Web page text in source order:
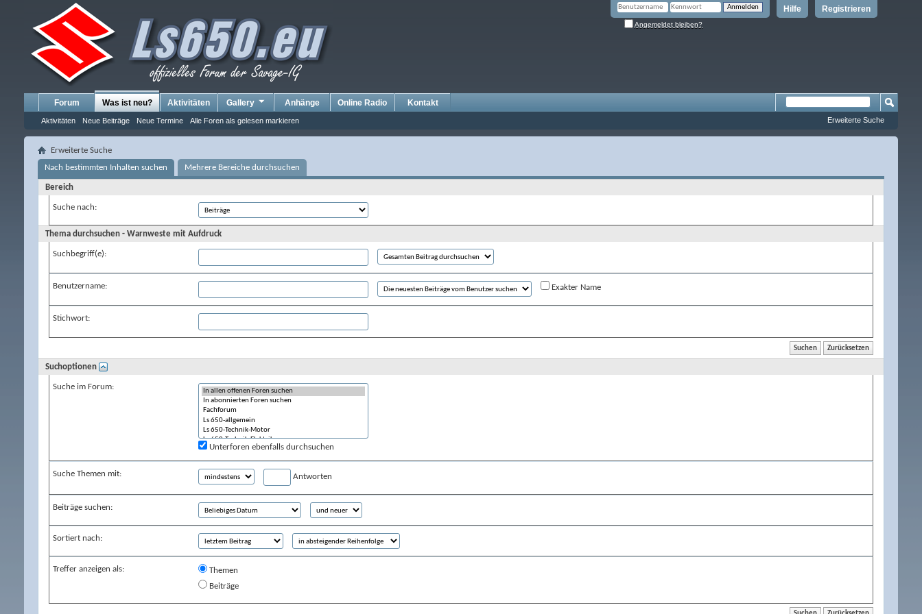
Registrieren
Hilfe
Angemeldet bleiben?
Forum Was ist neu?
Aktivitäten Neue Beiträge Neue Termine Alle Foren als gelesen markieren
Aktivitäten Gallery Anhänge Online Radio Kontakt
Erweiterte Suche
Erweiterte Suche
Nach bestimmten Inhalten suchen
Mehrere Bereiche durchsuchen
Bereich
Suche nach:
Thema durchsuchen - Warnweste mit Aufdruck
Suchbegriff(e):
Benutzername: Exakter Name
Stichwort:
Suchoptionen
Suche im Forum:
Unterforen ebenfalls durchsuchen
Suche Themen mit: Antworten
Beiträge suchen:
Sortiert nach:
Treffer anzeigen als:
Themen
Beiträge